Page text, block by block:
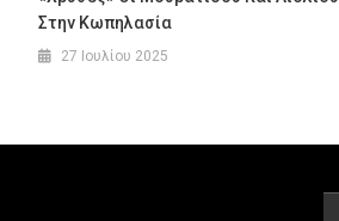
Στην Κωπηλασία
27 Ιουλίου 2025